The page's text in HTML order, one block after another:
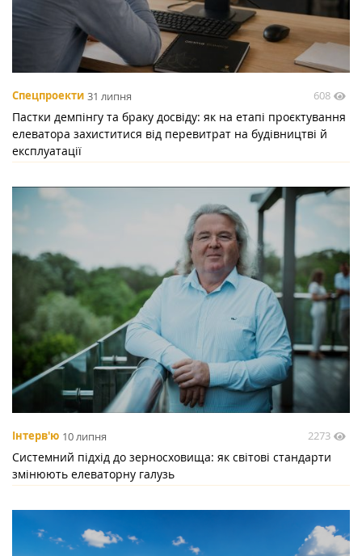
Спецпроекти 31 липня 608
Пастки демпінгу та браку досвіду: як на етапі проєктування
елеватора захиститися від перевитрат на будівництві й
експлуатації
Інтерв'ю 10 липня 2273
Системний підхід до зерносховища: як світові стандарти
змінюють елеваторну галузь